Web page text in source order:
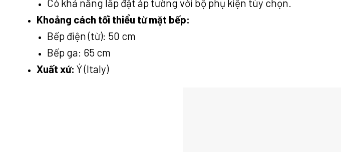
Có khả năng lắp đặt áp tường với bộ phụ kiện tùy chọn.
Khoảng cách tối thiểu từ mặt bếp:
Bếp điện (từ): 50 cm
Bếp ga: 65 cm
Xuất xứ: Ý (Italy)